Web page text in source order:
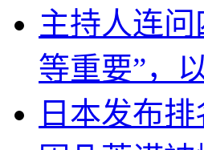
主持人连
等重要”，
日本发布